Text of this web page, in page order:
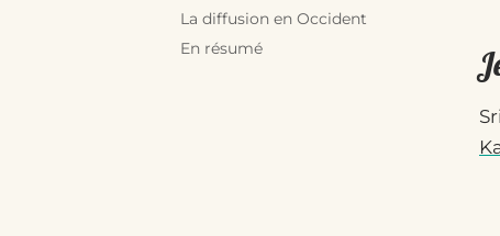
La diffusion en Occident
En résumé